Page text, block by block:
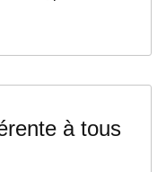
à tous